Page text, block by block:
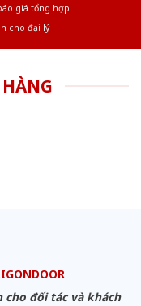
giá tổng hợp
cho đại lý
cho đối tác và khách